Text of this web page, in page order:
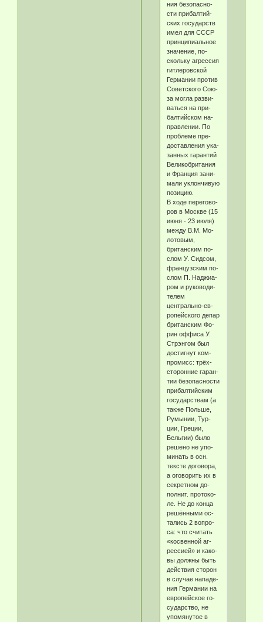
ния безо­пас­но­
сти при­бал­тий­
ских го­су­дарств
имел для СССР
прин­ци­пи­аль­ное
зна­че­ние, по­
сколь­ку аг­рес­сия
гит­ле­ров­ской
Гер­ма­нии про­тив
Советского Сою­
за мог­ла раз­ви­
вать­ся на при­
бал­тий­ском на­
прав­ле­нии. По
про­бле­ме пре­
дос­тав­ле­ния ука­
зан­ных га­ран­тий
Ве­ли­ко­бри­та­ния
и Фран­ция за­ни­
ма­ли ук­лон­чи­вую
по­зи­цию.
В хо­де пе­ре­гово­
ров в Мо­ск­ве (15
ию­ня - 23 ию­ля)
ме­ж­ду В.М. Мо­
ло­то­вым,
британским по­
слом У. Сид­сом,
французским по­
слом П. Над­жиа­
ром и ру­ко­во­ди­
те­лем
центрально-ев­
ропейского департамента
британским Фо­
рин оф­фи­са У.
Стрэн­гом был
дос­тиг­нут ком­
про­мисс: трёх­
сто­рон­ние га­ран­
тии безо­пас­но­сти
при­бал­тий­ским
го­су­дар­ст­вам (а
так­же Поль­ше,
Ру­мы­нии, Тур­
ции, Гре­ции,
Бель­гии) бы­ло
ре­ше­но не упо­
ми­нать в осн.
тек­сте до­го­во­ра,
а ого­во­рить их в
сек­рет­ном до­
пол­нит. про­то­ко­
ле. Не до кон­ца
ре­шён­ны­ми ос­
та­лись 2 во­про­
са: что счи­тать
«кос­вен­ной аг­
рес­си­ей» и ка­ко­
вы долж­ны быть
дей­ст­вия сто­рон
в слу­чае на­па­де­
ния Гер­ма­нии на
ев­ропейское го­
су­дар­ст­во, не
упо­мя­ну­тое в